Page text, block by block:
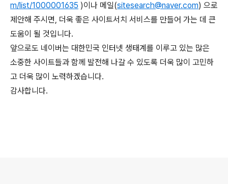
m/list/1000001635 )이나 메일(sitesearch@naver.com) 으로
제안해 주시면, 더욱 좋은 사이트서치 서비스를 만들어 가는 데 큰
도움이 될 것입니다.
앞으로도 네이버는 대한민국 인터넷 생태계를 이루고 있는 많은
소중한 사이트들과 함께 발전해 나갈 수 있도록 더욱 많이 고민하
고 더욱 많이 노력하겠습니다.
감사합니다.